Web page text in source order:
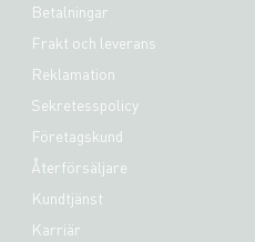
Betalningar
Frakt och leverans
Reklamation
Sekretesspolicy
Företagskund
Återförsäljare
Kundtjänst
Karriär